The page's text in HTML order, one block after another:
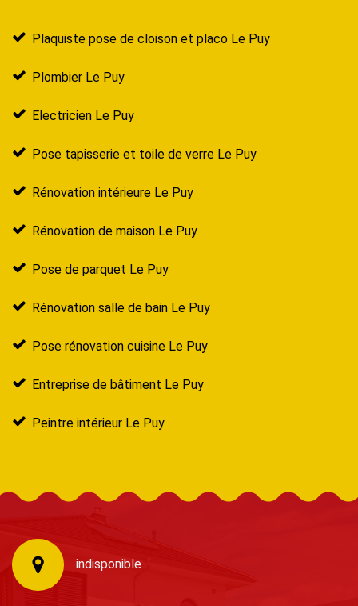
Plaquiste pose de cloison et placo Le Puy
Plombier Le Puy
Electricien Le Puy
Pose tapisserie et toile de verre Le Puy
Rénovation intérieure Le Puy
Rénovation de maison Le Puy
Pose de parquet Le Puy
Rénovation salle de bain Le Puy
Pose rénovation cuisine Le Puy
Entreprise de bâtiment Le Puy
Peintre intérieur Le Puy
indisponible